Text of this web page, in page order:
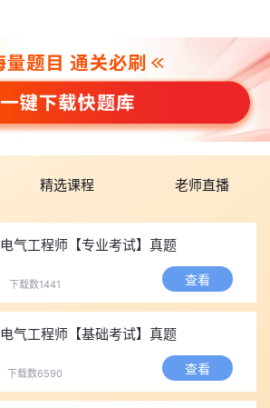
过基础考试)
31日 8:00-11:00(3小时)
计规范等，题型为单选题+多选题(总分200
统设计手册》相关内容。
月31日 14:00-17:00(3小时)
新能源并网技术、智能电网设计等，题目综
例分析。
100分)，需按规范步骤作答，重点考察短
等实操能力。
1日 14:00-17:00(3小时)
增加工程经济分析、安全评估等内容，要
确。
精选课程 老师直播
气工程师【专业考试】真题
下载数1441 查看
气工程师【基础考试】真题
下载数6590 查看